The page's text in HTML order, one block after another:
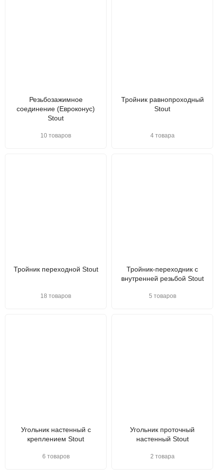
Резьбозажимное
соединение (Евроконус)
Stout
10 товаров
Тройник равнопроходный
Stout
4 товара
Тройник переходной Stout
18 товаров
Тройник-переходник с
внутренней резьбой Stout
5 товаров
Угольник настенный с
креплением Stout
6 товаров
Угольник проточный
настенный Stout
2 товара